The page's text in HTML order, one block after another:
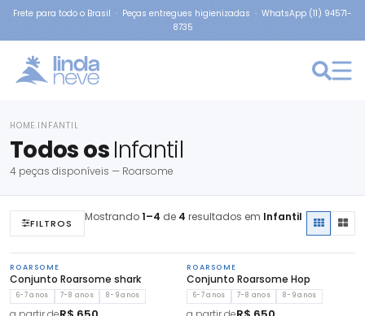
Frete para todo o Brasil · Peças entregues higienizadas · WhatsApp (11) 94571-
8735
HOME INFANTIL
Todos osInfantil
4 peças disponíveis — Roarsome
FILTROS Mostrando1–4 de 4 resultados em Infantil
ROARSOME
Conjunto Roarsome shark
6-7 anos 7-8 anos 8-9 anos
ROARSOME
Conjunto Roarsome Hop
6-7 anos 7-8 anos 8-9 anos